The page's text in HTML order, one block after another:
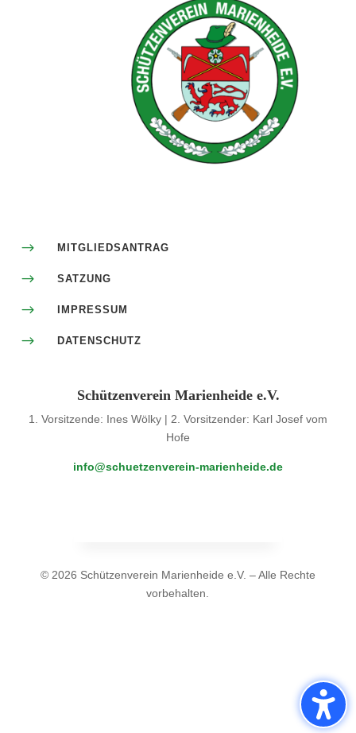
$ MITGLIEDSANTRAG
$ SATZUNG
$ IMPRESSUM
$ DATENSCHUTZ
Schützenverein Marienheide e.V.
1. Vorsitzende: Ines Wölky | 2. Vorsitzender: Karl Josef vom
Hofe
info@schuetzenverein-marienheide.de
© 2026 Schützenverein Marienheide e.V. – Alle Rechte
vorbehalten.